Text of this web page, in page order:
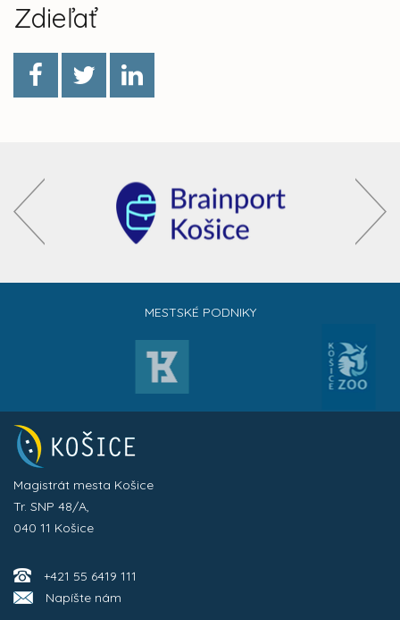
Zdieľať
MESTSKÉ PODNIKY
Magistrát mesta Košice
Tr. SNP 48/A,
040 11 Košice
+421 55 6419 111
Napíšte nám